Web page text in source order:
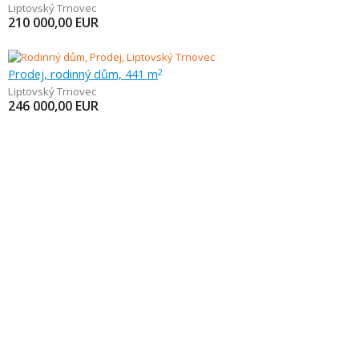
Liptovský Trnovec
210 000,00 EUR
Prodej, rodinný dům, 441 m2
Liptovský Trnovec
246 000,00 EUR